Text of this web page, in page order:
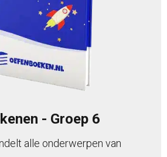
- Groep 6
alle onderwerpen van